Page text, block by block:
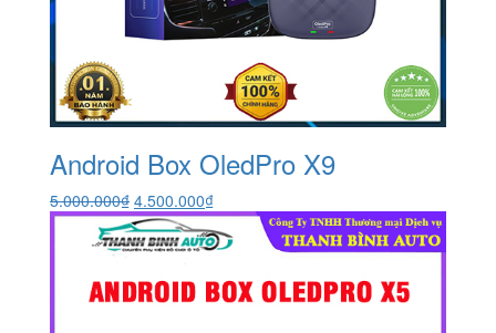
Android Box OledPro X9
5.000.000₫ Giá
gốc
là:
4.500.000₫Giá
hiện
tại
4.500.000₫.